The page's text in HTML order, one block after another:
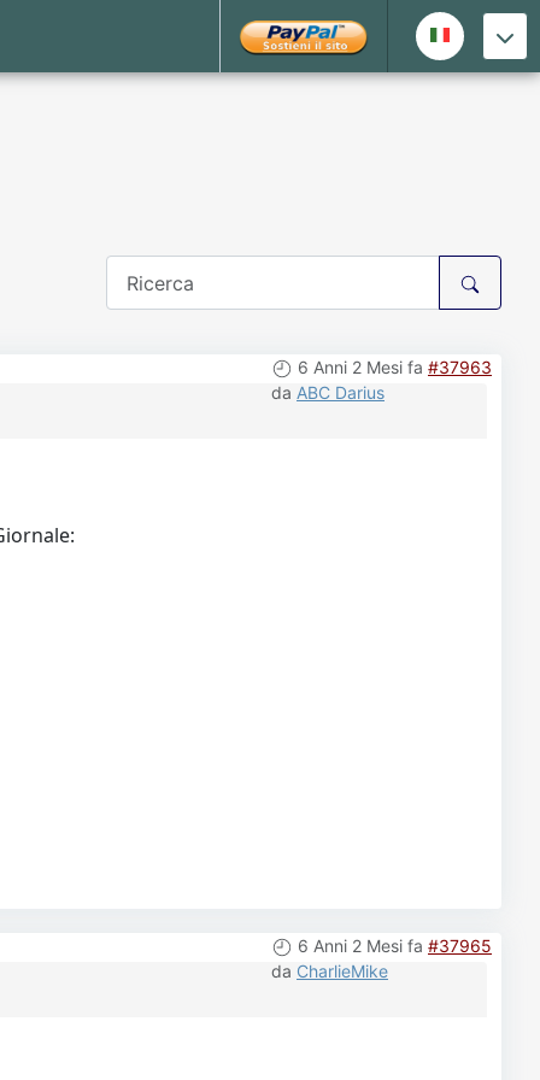
6 Anni 2 Mesi fa #37963
da ABC Darius
6 Anni 2 Mesi fa #37965
da CharlieMike